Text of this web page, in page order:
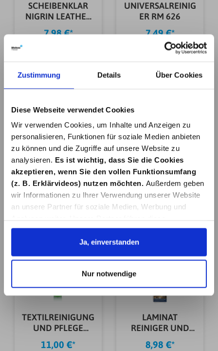
Zustimmung Details Über Cookies
Diese Webseite verwendet Cookies
Wir verwenden Cookies, um Inhalte und Anzeigen zu
personalisieren, Funktionen für soziale Medien anbieten
zu können und die Zugriffe auf unsere Website zu
analysieren. Es ist wichtig, dass Sie die Cookies
akzeptieren, wenn Sie den vollen Funktionsumfang
(z. B. Erklärvideos) nutzen möchten. Außerdem geben
wir Informationen zu Ihrer Verwendung unserer Website
an unsere Partner für soziale Medien, Werbung und
Informationen möglicherweise mit weiteren Daten
zusammen, die Sie ihnen bereitgestellt haben oder die
sie im Rahmen Ihrer Nutzung der Dienste gesammelt
Datenschutzerklärung. Link zu
unsererDatenschutzerklärung. Link zumImpressum.
Ja, einverstanden
Nur notwendige
SCHEIBENKLAR
NIGRIN LEATHER
& COOKIE 3L
7,98 €*
UNIVERSALREINIG
ER RM 626
7,49 €*
GRANIT REINIGER
UND PFLEGE 1,0 L
7,98 €*
COCKPITSPRAY
NIGRIN APFEL
400ML
7,98 €*
TEXTILREINIGUNG
UND PFLEGE
NIGRIN 400ML
11,00 €*
LAMINAT
REINIGER UND
PFLEGE 1,0 L
8,98 €*